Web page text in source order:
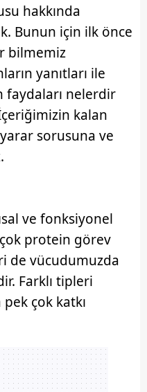
hakkında
Bunun için ilk önce
bilmemiz
yanıtları ile
faydaları nelerdir
kalan
sorusuna ve
ve fonksiyonel
protein görev
de vücudumuzda
Farklı tipleri
çok katkı